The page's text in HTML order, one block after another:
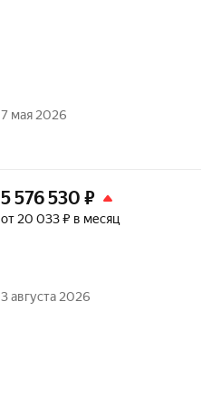
7 мая 2026
5 576 530 ₽
от 20 033 ₽ в месяц
3 августа 2026